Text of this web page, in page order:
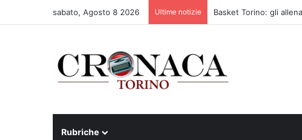
sabato, Agosto 8 2026 Ultime notizie Basket Torino: gli
Rubriche